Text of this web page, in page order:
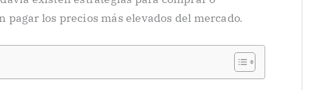
los precios más elevados del mercado.